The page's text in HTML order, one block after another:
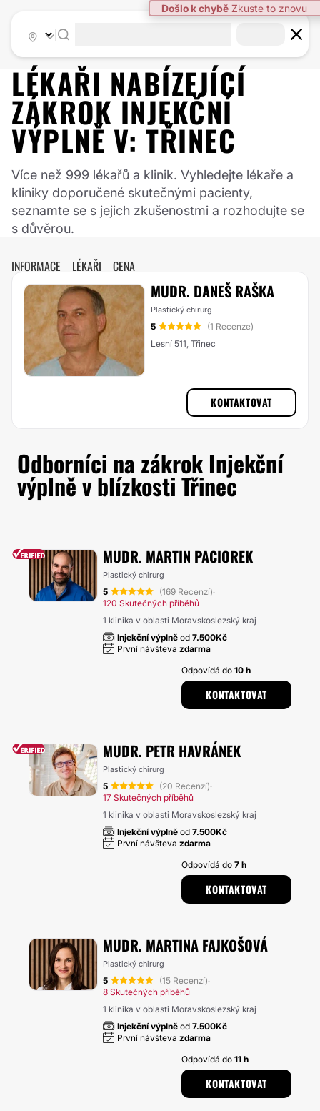
Došlo k chybě Zkuste to znovu
LÉKAŘI NABÍZEJÍCÍ
ZÁKROK INJEKČNÍ
VÝPLNĚ V: TŘINEC
Více než 999 lékařů a klinik. Vyhledejte lékaře a
kliniky doporučené skutečnými pacienty,
seznamte se s jejich zkušenostmi a rozhodujte se
s důvěrou.
INFORMACE LÉKAŘI CENA
MUDR. DANEŠ RAŠKA
Plastický chirurg
5
(1 Recenze)
Lesní 511, Třinec
KONTAKTOVAT
Odborníci na zákrok Injekční
výplně v blízkosti Třinec
MUDR. MARTIN PACIOREK
Plastický chirurg
5 (169 Recenzí)·
120 Skutečných příběhů
1 klinika v oblasti Moravskoslezský kraj
Injekční výplně od 7.500Kč
První návšteva zdarma
Odpovídá do10 h
KONTAKTOVAT
MUDR. PETR HAVRÁNEK
Plastický chirurg
5 (20 Recenzí)·
17 Skutečných příběhů
1 klinika v oblasti Moravskoslezský kraj
Injekční výplně od 7.500Kč
První návšteva zdarma
Odpovídá do7 h
KONTAKTOVAT
MUDR. MARTINA FAJKOŠOVÁ
Plastický chirurg
5 (15 Recenzí)·
8 Skutečných příběhů
1 klinika v oblasti Moravskoslezský kraj
Injekční výplně od 7.500Kč
První návšteva zdarma
Odpovídá do11 h
KONTAKTOVAT